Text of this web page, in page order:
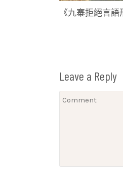
《九寨拒絕言語
Leave a Reply